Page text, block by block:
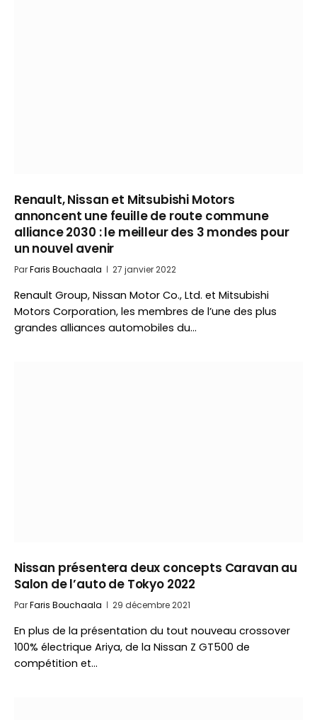
Renault, Nissan et Mitsubishi Motors
annoncent une feuille de route commune
alliance 2030 : le meilleur des 3 mondes pour
un nouvel avenir
ParFaris Bouchaala 27 janvier 2022
Renault Group, Nissan Motor Co., Ltd. et Mitsubishi
Motors Corporation, les membres de l’une des plus
grandes alliances automobiles du…
Nissan présentera deux concepts Caravan au
Salon de l’auto de Tokyo 2022
ParFaris Bouchaala 29 décembre 2021
En plus de la présentation du tout nouveau crossover
100% électrique Ariya, de la Nissan Z GT500 de
compétition et…